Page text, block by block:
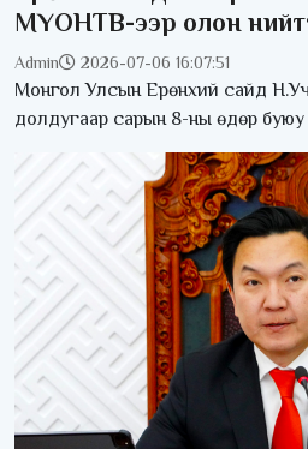
МҮОНТВ-ээр олон
ярилцана
Admin 2026-07-06 16:07:51
Монгол Улсын Ерөнхий сайд
долдугаар сарын 8-ны өдөр буюу